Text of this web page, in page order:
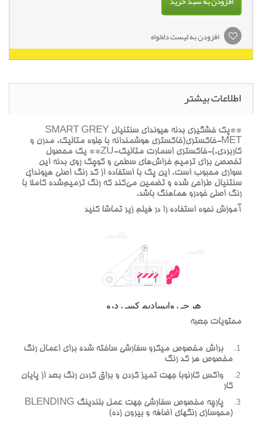
افزودن به لیست دلخواه
اطلاعات بیشتر
**پک خشگيري بدنه هيونداي سنتنيال SMART GREY
MET-خاکستري(خاکستري هوشمندانه با جلوه متاليک، مدرن و
کاربردي.)-خاکستري اسمارت متاليک-ZU** يک محصول
تخصصي براي ترميم خراش‌هاي سطحي و کوچک روي بدنه اين
سواري محبوب است. اين پک با استفاده از کد رنگ اصلي هيونداي
سنتنيال طراحي شده و تضمين مي‌کند که رنگ ترميم‌شده کاملاً با
رنگ اصلي خودرو هماهنگ باشد.
آموزش نحوه استفاده را در فيلم زير تماشا کنيد
محتويات جعبه
براش مخصوص ميکرو سفارشي ساخته شده براي اعمال رنگ
مخصوص هر کد رنگ
واکس کارنوبا جهت تميز کردن و براق کردن رنگ بعد از پايان
کار
پارچه مخصوص سفارشي جهت عمل بلندينگ BLENDING
(محوسازي رنگهاي اضافه و بيرون زده)